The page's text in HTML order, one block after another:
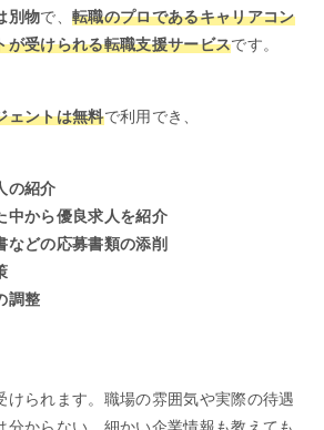
別物で、 転職のプロであるキャリアコン
が受けられる転職支援サービスです。
ェントは無料で利用でき、
の紹介
中から優良求人を紹介
などの応募書類の添削
調整
けられます。職場の雰囲気や実際の待遇